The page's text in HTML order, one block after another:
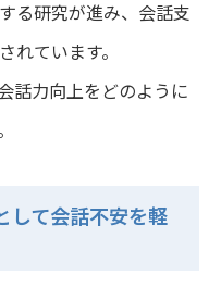
る研究が進み、会話支
れています。
話力向上をどのように
して会話不安を軽